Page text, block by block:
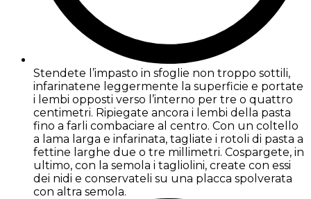
Stendete l’impasto in sfoglie non troppo sottili,
infarinatene leggermente la superficie e portate
i lembi opposti verso l’interno per tre o quattro
centimetri. Ripiegate ancora i lembi della pasta
fino a farli combaciare al centro. Con un coltello
a lama larga e infarinata, tagliate i rotoli di pasta a
fettine larghe due o tre millimetri. Cospargete, in
ultimo, con la semola i tagliolini, create con essi
dei nidi e conservateli su una placca spolverata
con altra semola.